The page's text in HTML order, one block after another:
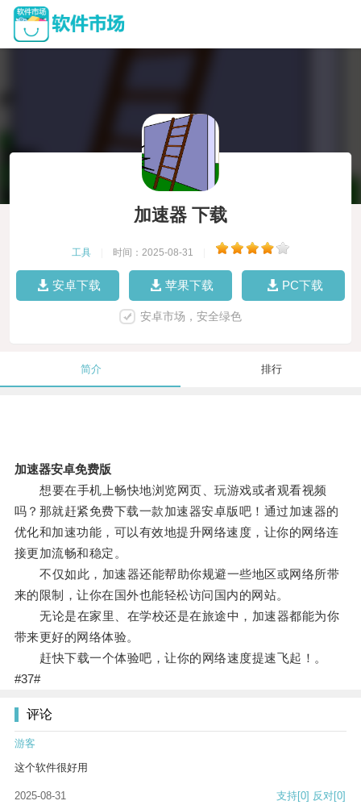
加速器 下载
工具 时间：2025-08-31
安卓下载 苹果下载 PC下载
安卓市场，安全绿色
简介 排行
加速器安卓免费版
想要在手机上畅快地浏览网页、玩游戏或者观看视频
吗？那就赶紧免费下载一款加速器安卓版吧！通过加速器的
优化和加速功能，可以有效地提升网络速度，让你的网络连
接更加流畅和稳定。
不仅如此，加速器还能帮助你规避一些地区或网络所带
来的限制，让你在国外也能轻松访问国内的网站。
无论是在家里、在学校还是在旅途中，加速器都能为你
带来更好的网络体验。
赶快下载一个体验吧，让你的网络速度提速飞起！。
#37#
评论
游客
这个软件很好用
2025-08-31 支持[0] 反对[0]